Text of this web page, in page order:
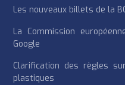
Les nouveaux billets de la
La Commission
Google
Clarification des règles
plastiques